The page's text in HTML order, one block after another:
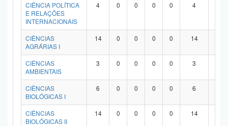
CIÊNCIA POLÍTICA
E RELAÇÕES
INTERNACIONAIS
4 0 0 0 0 4
CIÊNCIAS
AGRÁRIAS I
14 0 0 0 0 14
CIÊNCIAS
AMBIENTAIS
3 0 0 0 0 3
CIÊNCIAS
BIOLÓGICAS I
6 0 0 0 0 6
CIÊNCIAS
BIOLÓGICAS II
14 0 0 0 0 14